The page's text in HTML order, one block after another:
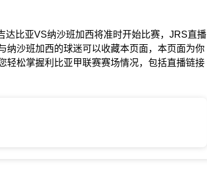
达比亚VS纳沙班加西将准时开始比赛，JRS直播
纳沙班加西的球迷可以收藏本页面，本页面为你
轻松掌握利比亚甲联赛赛场情况，包括直播链接